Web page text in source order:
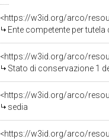
<https://w3id.org/arco/
Ente competente per
<https://w3id.org/arco/
Stato di conservazione 1
<https://w3id.org/arco/
sedia
<https://w3id.org/arco/